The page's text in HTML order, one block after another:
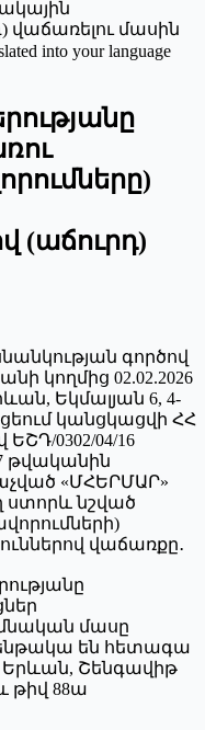
վաճառելու մասին
into your language
(աճուրդ)
գործով
կողմից 02.02.2026
Եկմալյան 6, 4-
կանցկացվի ՀՀ
0302/04/16
թվականին
«ՄՀԵՐՄԱՐ»
ստորև նշված
վաճառքը․
մասը
ենթակա են հետագա
Երևան, Շենգավիթ
թիվ 88ա